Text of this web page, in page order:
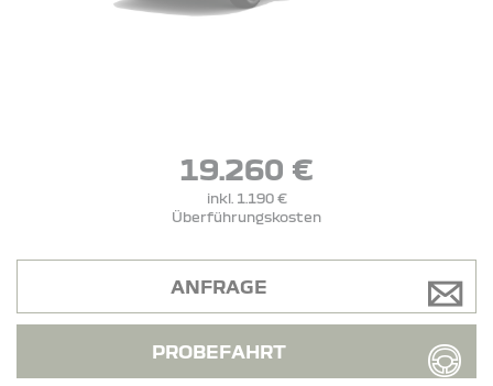
19.260 €
inkl. 1.190 €
Überführungskosten
ANFRAGE
PROBEFAHRT